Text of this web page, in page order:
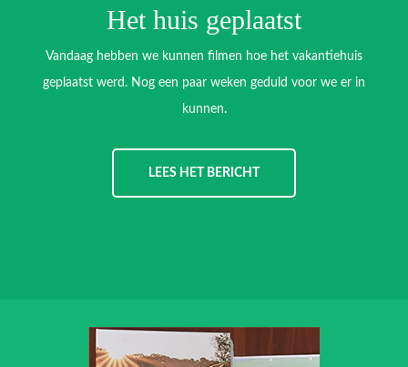
Het huis geplaatst
Vandaag hebben we kunnen filmen hoe het vakantiehuis
geplaatst werd. Nog een paar weken geduld voor we er in
kunnen.
LEES HET BERICHT